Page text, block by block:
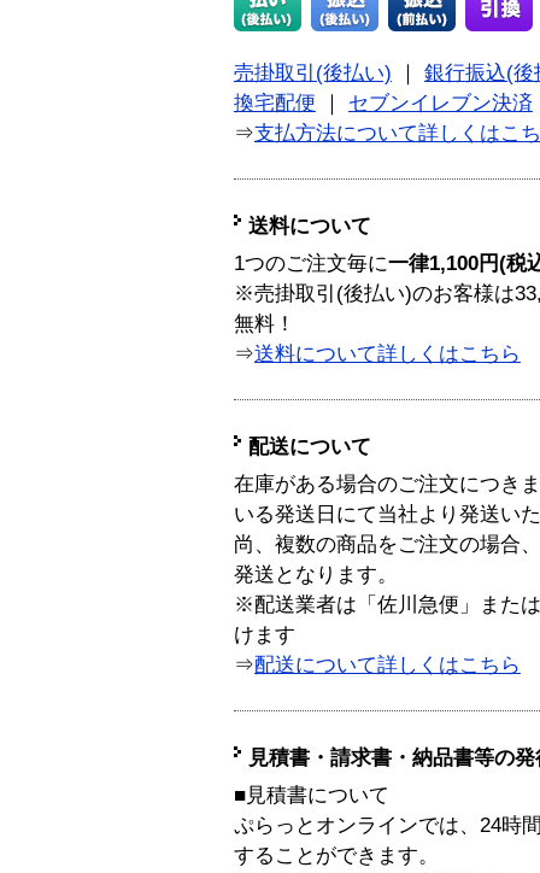
売掛取引(後払い)
銀行振込(後
換宅配便
セブンイレブン決済
⇒支払方法について詳しくはこ
送料について
1つのご注文毎に一律1,100円(税
※売掛取引(後払い)のお客様は
無料！
⇒送料について詳しくはこちら
配送について
在庫がある場合のご注文につき
いる発送日にて当社より発送い
尚、複数の商品をご注文の場合
発送となります。
※配送業者は「佐川急便」また
けます
⇒配送について詳しくはこちら
見積書・請求書・納品書等の
■見積書について
ぷらっとオンラインでは、24時
することができます。